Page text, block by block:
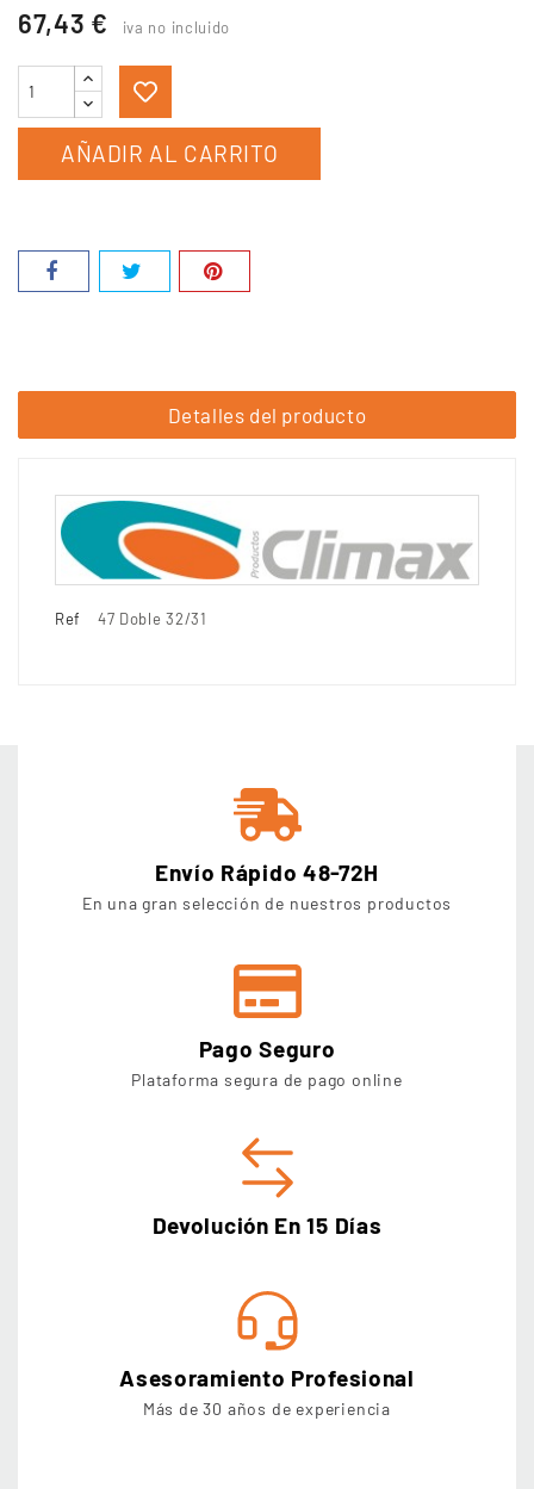
67,43 € iva no incluido
AÑADIR AL CARRITO
Detalles del producto
Ref 47 Doble 32/31
Envío Rápido 48-72H
En una gran selección de nuestros productos
Pago Seguro
Plataforma segura de pago online
Devolución En 15 Días
Asesoramiento Profesional
Más de 30 años de experiencia